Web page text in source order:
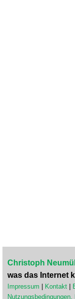
Christoph
was das Internet
Impressum Kontakt